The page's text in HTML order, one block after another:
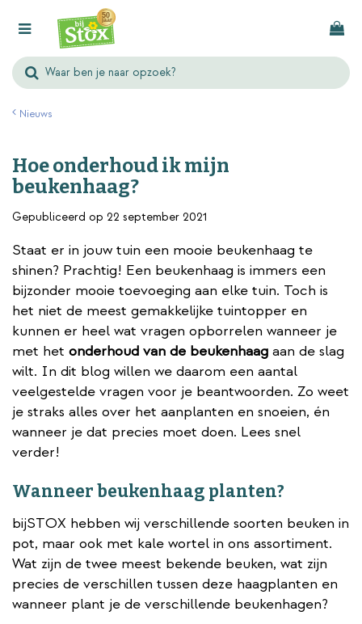
Nieuws
Hoe onderhoud ik mijn
beukenhaag?
Gepubliceerd op 22 september 2021
Staat er in jouw tuin een mooie beukenhaag te
shinen? Prachtig! Een beukenhaag is immers een
bijzonder mooie toevoeging aan elke tuin. Toch is
het niet de meest gemakkelijke tuintopper en
kunnen er heel wat vragen opborrelen wanneer je
met het onderhoud van de beukenhaag aan de slag
wilt. In dit blog willen we daarom een aantal
veelgestelde vragen voor je beantwoorden. Zo weet
je straks alles over het aanplanten en snoeien, én
wanneer je dat precies moet doen. Lees snel
verder!
Wanneer beukenhaag planten?
bijSTOX hebben wij verschillende soorten beuken in
pot, maar ook met kale wortel in ons assortiment.
Wat zijn de twee meest bekende beuken, wat zijn
precies de verschillen tussen deze haagplanten en
wanneer plant je de verschillende beukenhagen?